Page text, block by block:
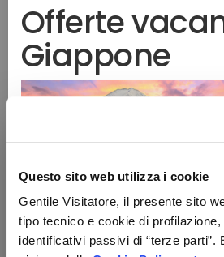
Questo sito web utilizza i cookie
Gentile Visitatore, il presente sito
tipo tecnico e cookie di
identificativi passivi di “terze parti”.
Offerte
Giappone
Giappone: Un